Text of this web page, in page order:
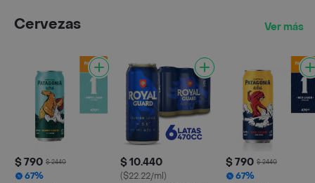
Cervezas Ver más
$ 790 $ 2440
67%
$ 10.440
($22.22/ml)
$ 790 $ 2440
67%